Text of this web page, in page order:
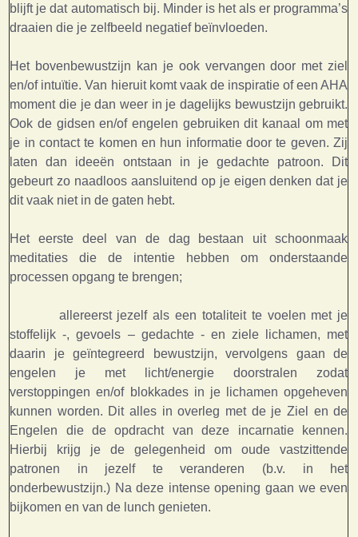
blijft je dat automatisch bij. Minder is het als er programma’s
draaien die je zelfbeeld negatief beïnvloeden.
Het bovenbewustzijn kan je ook vervangen door met ziel
en/of intuïtie. Van hieruit komt vaak de inspiratie of een AHA
moment die je dan weer in je dagelijks bewustzijn gebruikt.
Ook de gidsen en/of engelen gebruiken dit kanaal om met
je in contact te komen en hun informatie door te geven. Zij
laten dan ideeën ontstaan in je gedachte patroon. Dit
gebeurt zo naadloos aansluitend op je eigen denken dat je
dit vaak niet in de gaten hebt.
Het eerste deel van de dag bestaan uit schoonmaak
meditaties die de intentie hebben om onderstaande
processen opgang te brengen;
allereerst jezelf als een totaliteit te voelen met je
stoffelijk -, gevoels – gedachte - en ziele lichamen, met
daarin je geïntegreerd bewustzijn, vervolgens gaan de
engelen je met licht/energie doorstralen zodat
verstoppingen en/of blokkades in je lichamen opgeheven
kunnen worden. Dit alles in overleg met de je Ziel en de
Engelen die de opdracht van deze incarnatie kennen.
Hierbij krijg je de gelegenheid om oude vastzittende
patronen in jezelf te veranderen (b.v. in het
onderbewustzijn.) Na deze intense opening gaan we even
bijkomen en van de lunch genieten.